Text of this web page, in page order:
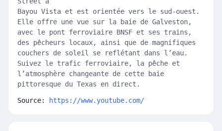
Bayou Vista et est orientée vers le sud-ouest.
Elle offre une vue sur la baie de Galveston,
avec le pont ferroviaire BNSF et ses trains,
des pêcheurs locaux, ainsi que de magnifiques
couchers de soleil se reflétant dans l’eau.
Suivez le trafic ferroviaire, la pêche et
l’atmosphère changeante de cette baie
pittoresque du Texas en direct.
Source: https://www.youtube.com/